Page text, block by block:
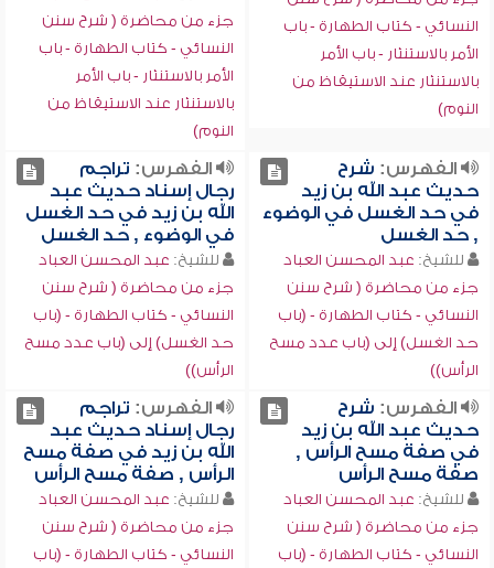
النسائي - كتاب الطهارة - باب
الأمر بالاستنثار - باب الأمر
بالاستنثار عند الاستيقاظ من
النوم)
جزء من محاضرة ( شرح سنن
النسائي - كتاب الطهارة - باب
الأمر بالاستنثار - باب الأمر
بالاستنثار عند الاستيقاظ من
النوم)
الفهرس: شرح
حديث عبد الله بن زيد
في حد الغسل في الوضوء
, حد الغسل
للشيخ: عبد المحسن العباد
جزء من محاضرة ( شرح سنن
النسائي - كتاب الطهارة - (باب
حد الغسل) إلى (باب عدد مسح
الرأس))
الفهرس: تراجم
رجال إسناد حديث عبد
الله بن زيد في حد الغسل
في الوضوء , حد الغسل
للشيخ: عبد المحسن العباد
جزء من محاضرة ( شرح سنن
النسائي - كتاب الطهارة - (باب
حد الغسل) إلى (باب عدد مسح
الرأس))
الفهرس: شرح
حديث عبد الله بن زيد
في صفة مسح الرأس ,
صفة مسح الرأس
للشيخ: عبد المحسن العباد
جزء من محاضرة ( شرح سنن
النسائي - كتاب الطهارة - (باب
الفهرس: تراجم
رجال إسناد حديث عبد
الله بن زيد في صفة مسح
الرأس , صفة مسح الرأس
للشيخ: عبد المحسن العباد
جزء من محاضرة ( شرح سنن
النسائي - كتاب الطهارة - (باب